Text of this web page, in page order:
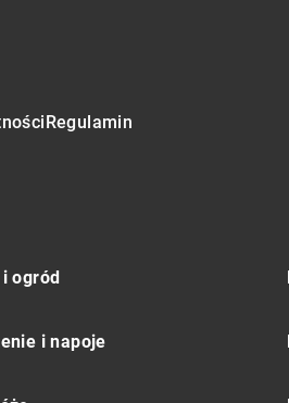
Regulamin
i ogród
i napoje